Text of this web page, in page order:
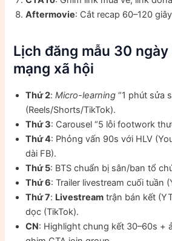
Aftermovie: Cắt recap 60–120
Lịch đăng mẫu 30 ngày
mạng xã hội
Thứ 2:Micro-learning “1 phút sửa
(Reels/Shorts/TikTok).
Thứ 3: Carousel “5 lỗi footwork
Thứ 4: Phỏng vấn 90s với HLV
dài FB).
Thứ 5: BTS chuẩn bị sân/ban tổ
Thứ 6: Trailer livestream cuối tuần
Thứ 7: Livestream trận bán kết
dọc (TikTok).
CN: Highlight chung kết 30–60s +